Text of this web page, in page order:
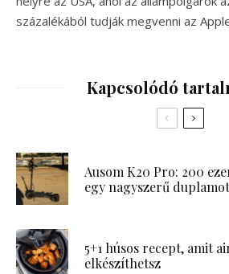
százalékából tudják megvenni az
Kapcsolódó
Ausom K20 Pro: 200
egy nagyszerű
5+1 húsos recept, amit
elkészíthetsz